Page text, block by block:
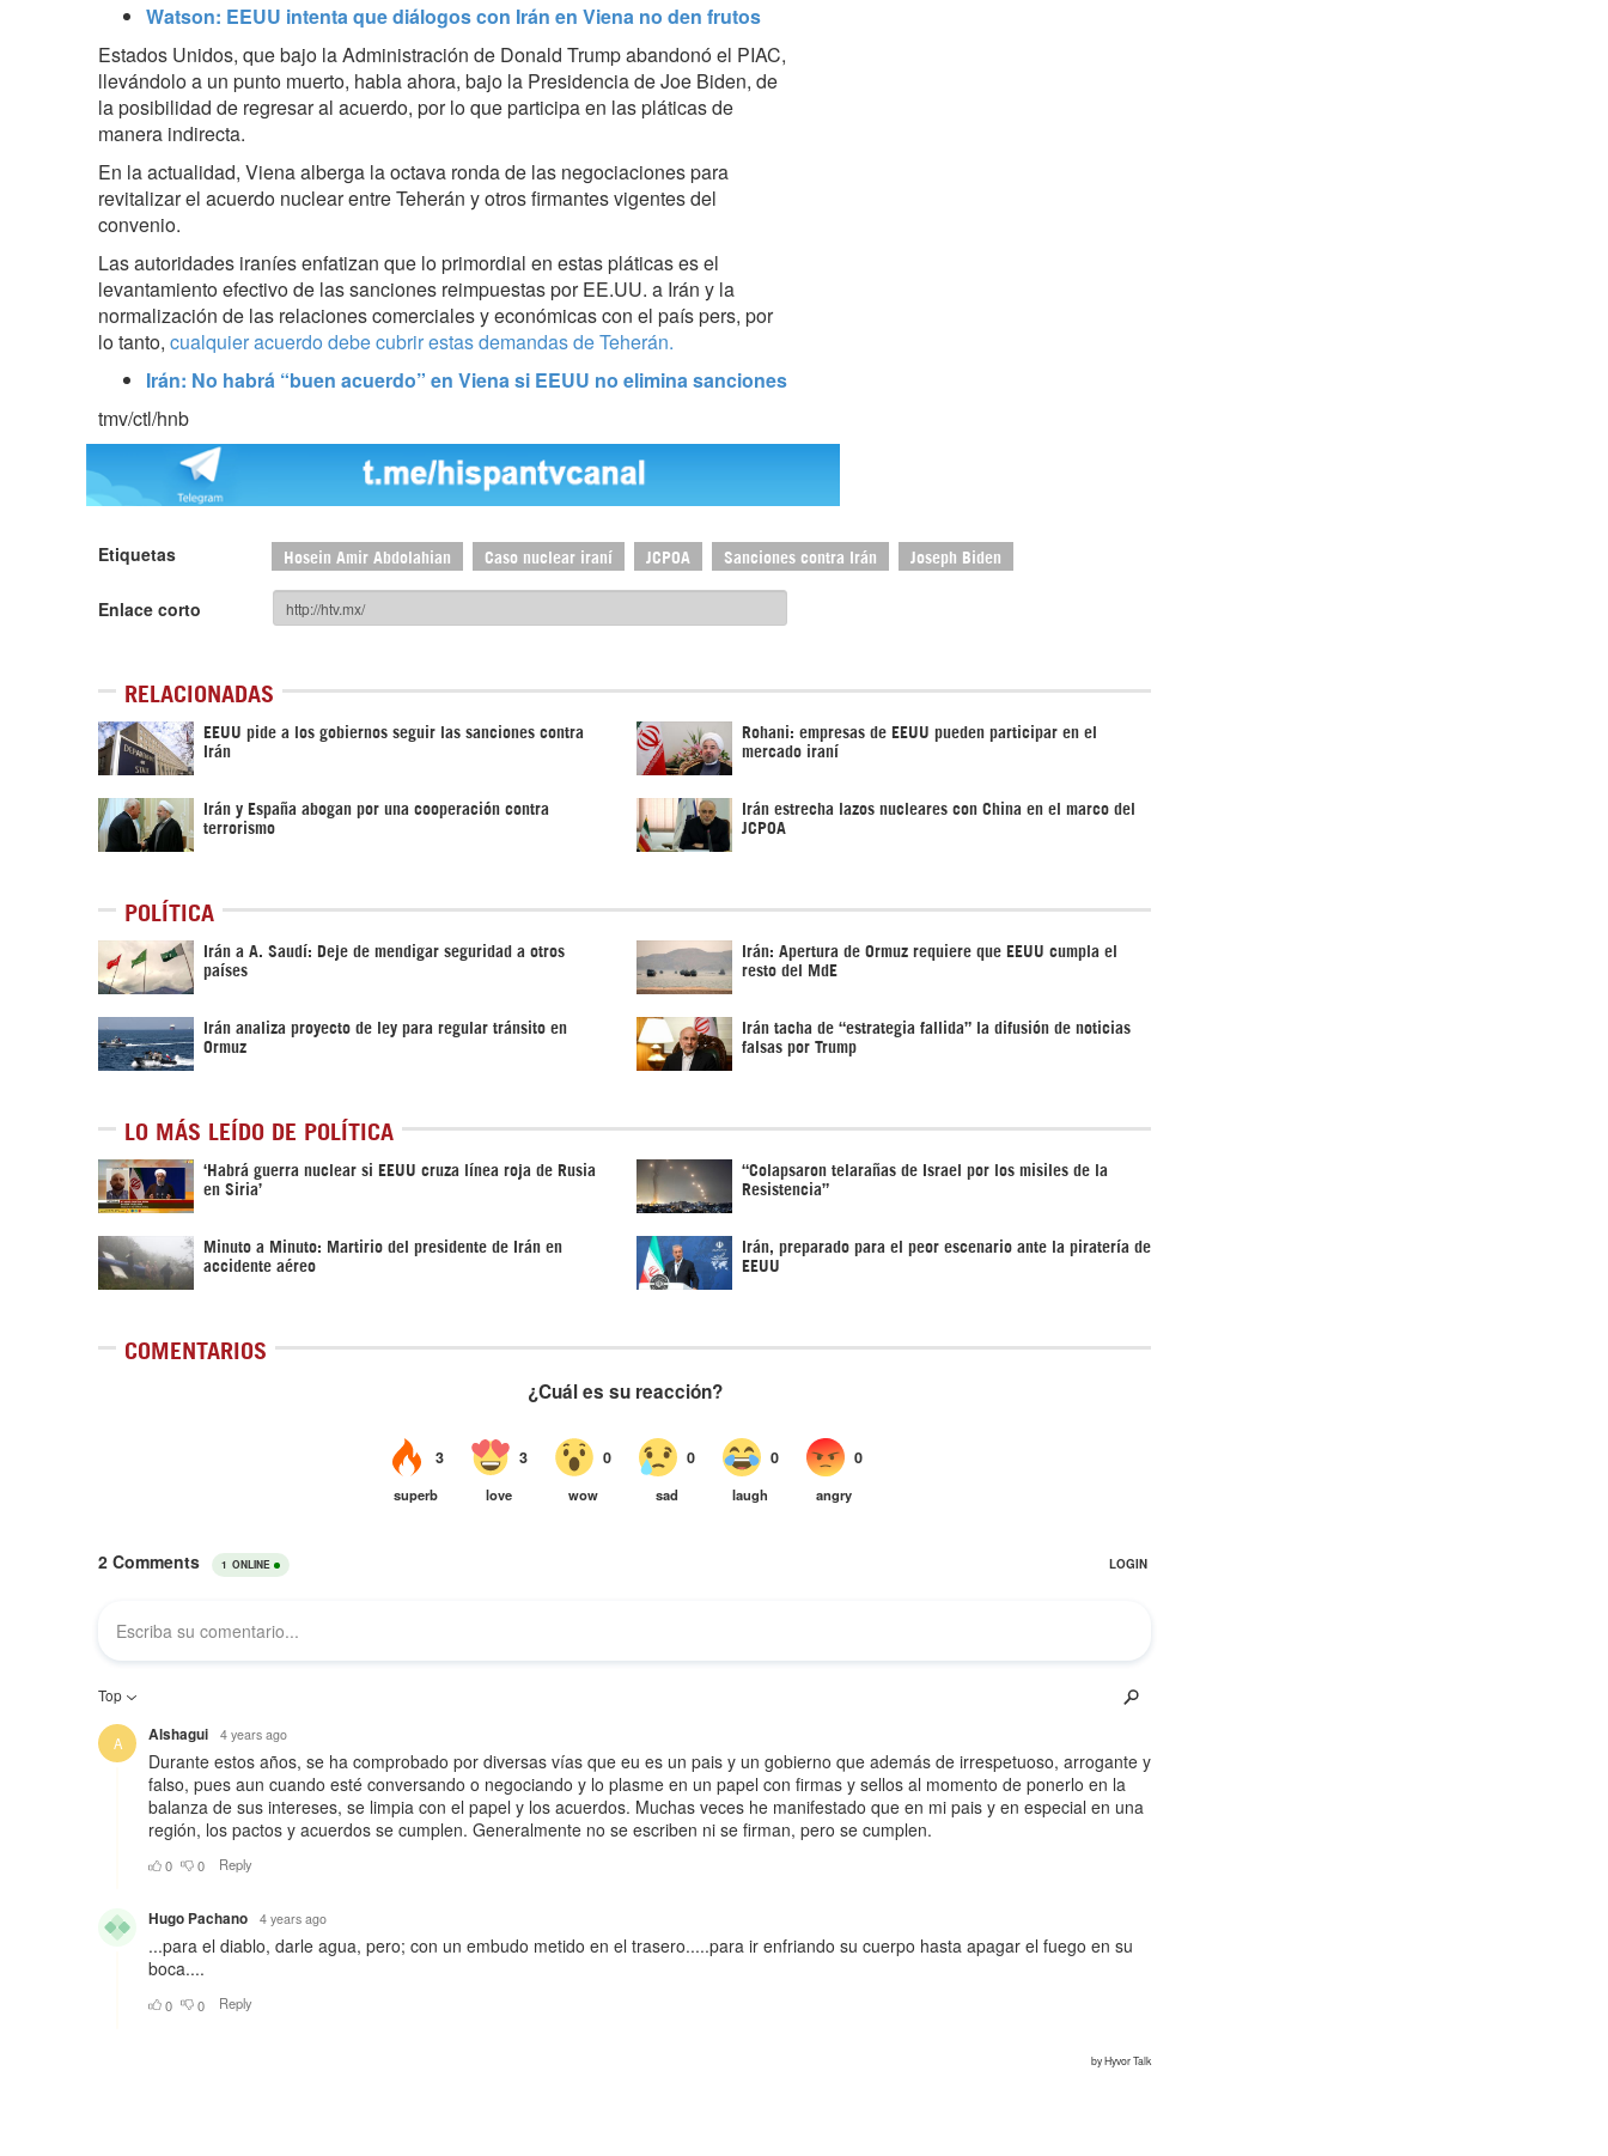
Watson: EEUU intenta que diálogos con Irán en Viena no den frutos
Estados Unidos, que bajo la Administración de Donald Trump abandonó el PIAC,
llevándolo a un punto muerto, habla ahora, bajo la Presidencia de Joe Biden, de
la posibilidad de regresar al acuerdo, por lo que participa en las pláticas de
manera indirecta.
En la actualidad, Viena alberga la octava ronda de las negociaciones para
revitalizar el acuerdo nuclear entre Teherán y otros firmantes vigentes del
convenio.
Las autoridades iraníes enfatizan que lo primordial en estas pláticas es el
levantamiento efectivo de las sanciones reimpuestas por EE.UU. a Irán y la
normalización de las relaciones comerciales y económicas con el país pers, por
lo tanto, cualquier acuerdo debe cubrir estas demandas de Teherán.
Irán: No habrá “buen acuerdo” en Viena si EEUU no elimina sanciones
tmv/ctl/hnb
Etiquetas Hosein Amir Abdolahian Caso nuclear iraní JCPOA Sanciones contra Irán Joseph Biden
Enlace corto
RELACIONADAS
EEUU pide a los gobiernos seguir las sanciones contra
Irán
Rohani: empresas de EEUU pueden participar en el
mercado iraní
Irán y España abogan por una cooperación contra
terrorismo
Irán estrecha lazos nucleares con China en el marco del
JCPOA
POLÍTICA
Irán a A. Saudí: Deje de mendigar seguridad a otros
países
Irán: Apertura de Ormuz requiere que EEUU cumpla el
resto del MdE
Irán analiza proyecto de ley para regular tránsito en
Ormuz
Irán tacha de “estrategia fallida” la difusión de noticias
falsas por Trump
LO MÁS LEÍDO DE POLÍTICA
‎‘Habrá guerra nuclear si EEUU cruza línea roja de Rusia
en Siria’‎
“Colapsaron telarañas de Israel por los misiles de la
Resistencia”
Minuto a Minuto: Martirio del presidente de Irán en
accidente aéreo
Irán, preparado para el peor escenario ante la piratería de
EEUU
COMENTARIOS